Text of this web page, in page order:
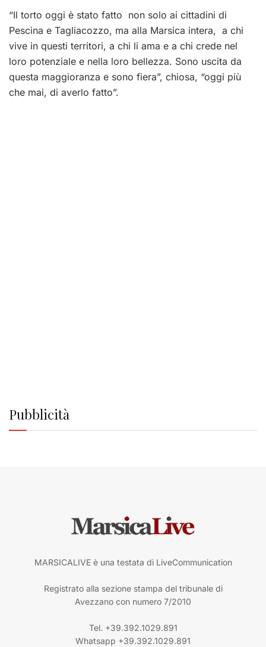
“Il torto oggi è stato fatto non solo ai cittadini di
Pescina e Tagliacozzo, ma alla Marsica intera, a chi
vive in questi territori, a chi li ama e a chi crede nel
loro potenziale e nella loro bellezza. Sono uscita da
questa maggioranza e sono fiera”, chiosa, “oggi più
che mai, di averlo fatto”.
Pubblicità
MARSICALIVE è una testata di LiveCommunication
Registrato alla sezione stampa del tribunale di
Avezzano con numero 7/2010
Tel. +39.392.1029.891
Whatsapp +39.392.1029.891